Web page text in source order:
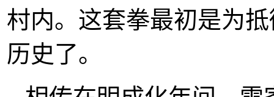
村内。这套拳最初是为
历史了。